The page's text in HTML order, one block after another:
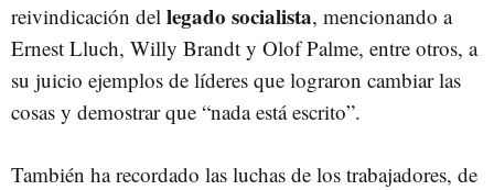
reivindicación del legado socialista, mencionando a
Ernest Lluch, Willy Brandt y Olof Palme, entre otros, a
su juicio ejemplos de líderes que lograron cambiar las
cosas y demostrar que “nada está escrito”.
También ha recordado las luchas de los trabajadores, de